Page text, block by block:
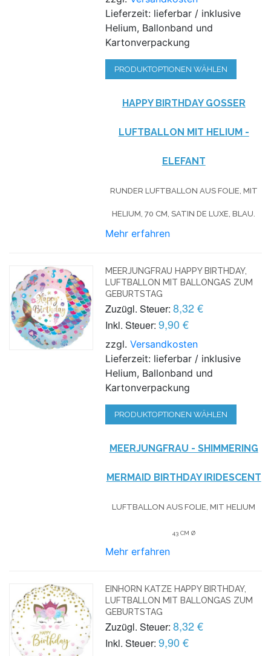
Lieferzeit: lieferbar / inklusive
Helium, Ballonband und
Kartonverpackung
PRODUKTOPTIONEN WÄHLEN
HAPPY BIRTHDAY GOSSER L
UFTBALLON MIT HELIUM - E
LEFANT
RUNDER LUFTBALLON AUS FOLIE, MIT
HELIUM, 70 CM, SATIN DE LUXE, BLAU.
Mehr erfahren
MEERJUNGFRAU HAPPY BIRTHDAY,
LUFTBALLON MIT BALLONGAS ZUM
GEBURTSTAG
Zuzügl. Steuer: 8,32 €
Inkl. Steuer: 9,90 €
zzgl.Versandkosten
Lieferzeit: lieferbar / inklusive
Helium, Ballonband und
Kartonverpackung
PRODUKTOPTIONEN WÄHLEN
MEERJUNGFRAU - SHIMMERING
MERMAID BIRTHDAY IRIDESCENT
LUFTBALLON AUS FOLIE, MIT HELIUM
43 CM Ø
Mehr erfahren
EINHORN KATZE HAPPY BIRTHDAY,
LUFTBALLON MIT BALLONGAS ZUM
GEBURTSTAG
Zuzügl. Steuer: 8,32 €
Inkl. Steuer: 9,90 €